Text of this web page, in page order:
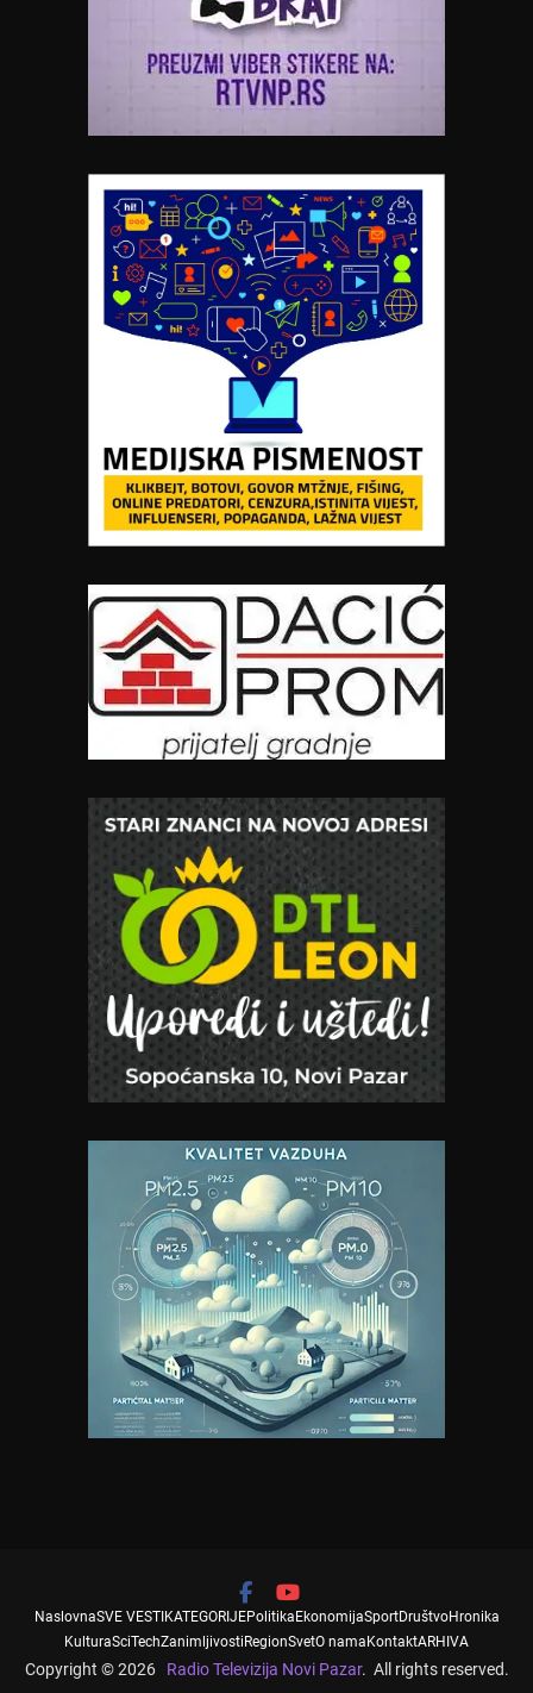
NaslovnaSVE VESTI KATEGORIJEPolitika EkonomijaSportDruštvoHronika
KulturaSciTechZanimljivosti RegionSvetO nama KontaktARHIVA
Copyright © 2026 Radio Televizija Novi Pazar. All rights reserved.